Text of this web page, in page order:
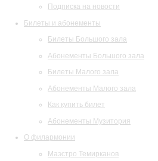
Подписка на новости
Билеты и абонементы
Билеты Большого зала
Абонементы Большого зала
Билеты Малого зала
Абонементы Малого зала
Как купить билет
Абонементы Музитория
О филармонии
Маэстро Темирканов